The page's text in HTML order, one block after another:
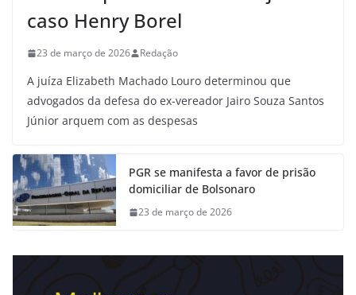
caso Henry Borel
23 de março de 2026 Redação
A juíza Elizabeth Machado Louro determinou que
advogados da defesa do ex-vereador Jairo Souza Santos
Júnior arquem com as despesas
PGR se manifesta a favor de prisão
domiciliar de Bolsonaro
23 de março de 2026